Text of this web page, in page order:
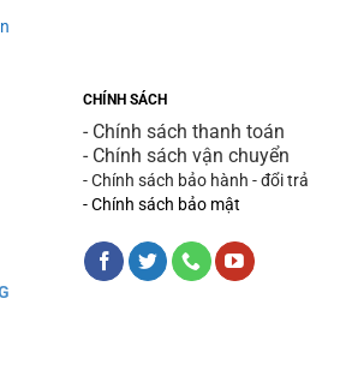
CHÍNH SÁCH
- Chính sách thanh toán
- Chính sách vận chuyển
- Chính sách bảo hành - đổi trả
- Chính sách bảo mật